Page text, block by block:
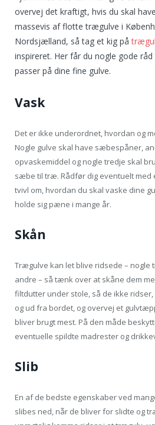
overvej det kraftigt, hvis du skal
massevis af flotte trægulve i
Nordsjælland, så tag et kig på
inspireret. Her får du nogle gode
passer på dine fine gulve.
Vask
Det er ikke underordnet, hvordan og
Nogle gulve skal have sæbespåner,
opvaskemiddel og nogle tredje skal
sæbe til træ. Rådfør dig eventuelt med
tvivl om, hvordan du skal vaske dine
holde sig pæne i mange år.
Skån
Trægulve kan let blive ridsede –
andre – så tænk over at skåne dem
filtdutter under stole, så de ikke
og ud fra bordet, og overvej et
bliver brugt mest. På den måde
eventuelle spildte madrester og
Slib
En af de bedste egenskaber ved
slibes ned, når de bliver for slidte og